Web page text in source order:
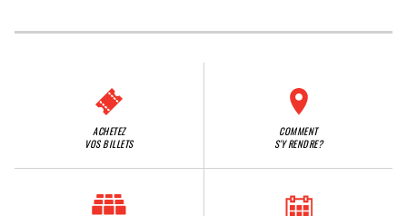
ACHETEZ
VOS BILLETS
COMMENT
S'Y RENDRE?